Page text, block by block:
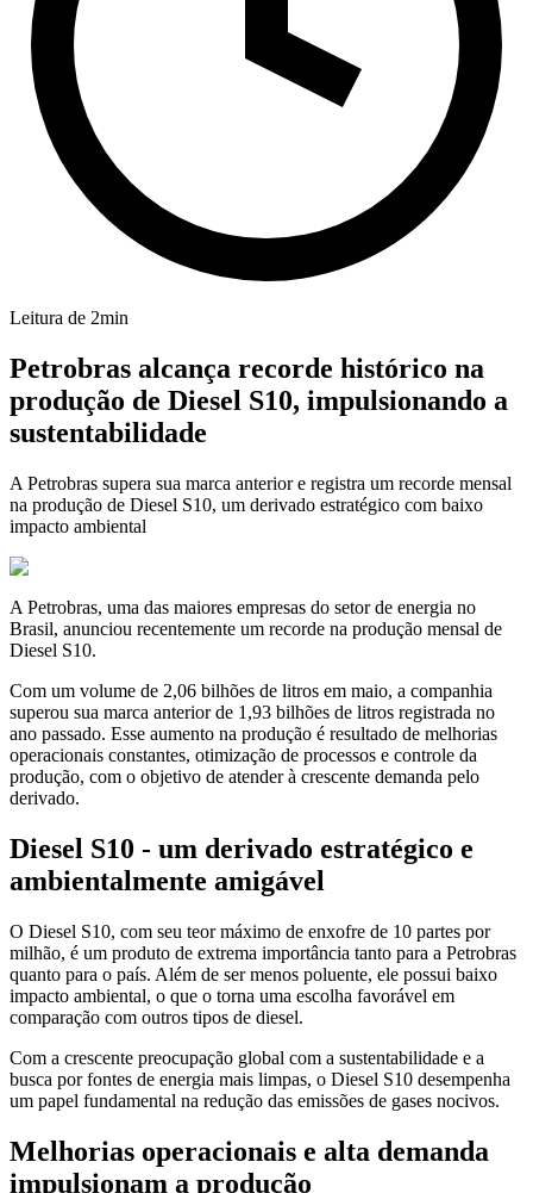
Leitura de 2min
Petrobras alcança recorde histórico na
produção de Diesel S10, impulsionando a
sustentabilidade
A Petrobras supera sua marca anterior e registra um recorde mensal
na produção de Diesel S10, um derivado estratégico com baixo
impacto ambiental
A Petrobras, uma das maiores empresas do setor de energia no
Brasil, anunciou recentemente um recorde na produção mensal de
Diesel S10.
Com um volume de 2,06 bilhões de litros em maio, a companhia
superou sua marca anterior de 1,93 bilhões de litros registrada no
ano passado. Esse aumento na produção é resultado de melhorias
operacionais constantes, otimização de processos e controle da
produção, com o objetivo de atender à crescente demanda pelo
derivado.
Diesel S10 - um derivado estratégico e
ambientalmente amigável
O Diesel S10, com seu teor máximo de enxofre de 10 partes por
milhão, é um produto de extrema importância tanto para a Petrobras
quanto para o país. Além de ser menos poluente, ele possui baixo
impacto ambiental, o que o torna uma escolha favorável em
comparação com outros tipos de diesel.
Com a crescente preocupação global com a sustentabilidade e a
busca por fontes de energia mais limpas, o Diesel S10 desempenha
um papel fundamental na redução das emissões de gases nocivos.
Melhorias operacionais e alta demanda
impulsionam a produção